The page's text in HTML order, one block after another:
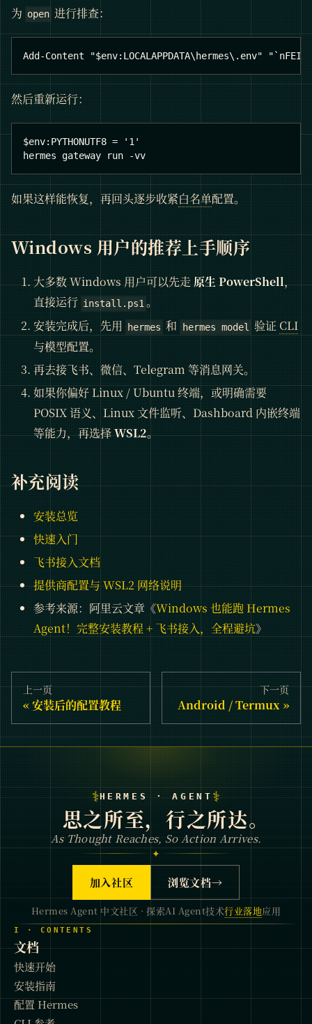
为 open 进行排查：
Add-Content "$env:LOCALAPPDATA\hermes\.env"
然后重新运行：
$env:PYTHONUTF8 = '1'
hermes gateway run -vv
如果这样能恢复，再回头逐步收紧白名单配置。
Windows 用户的推荐上手顺序
大多数 Windows 用户可以先走原生 PowerShell，
直接运行 install.ps1 。
安装完成后，先用
hermes 和 hermes model 验证 CLI
与模型配置。
再去接飞书、微信、Telegram 等消息网关。
如果你偏好 Linux / Ubuntu 终端，或明确需要
POSIX 语义、Linux 文件监听、Dashboard 内嵌终端
等能力，再选择WSL2。
补充阅读
安装总览
快速入门
飞书接入文档
提供商配置与 WSL2 网络说明
参考来源：阿里云文章《Windows 也能跑 Hermes
Agent！完整安装教程 + 飞书接入，全程避坑》
上一页
安装后的配置教程
下一页
Android / Termux
⚕HERMES · AGENT⚕
思之所至，行之所达。
As Thought Reaches, So Action Arrives.
✦
加入社区 浏览文档→
Hermes Agent 中文社区 · 探索AI Agent技术行业落地应用
I · CONTENTS
文档
快速开始
安装指南
配置 Hermes